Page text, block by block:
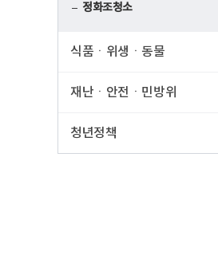
정화조청소
식품ㆍ위생ㆍ동물
재난ㆍ안전ㆍ민방위
청년정책